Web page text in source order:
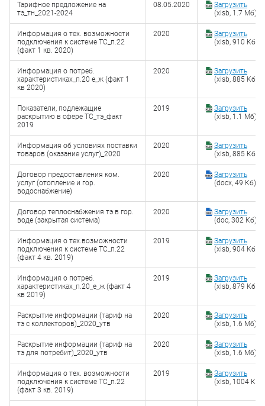
Тарифное предложение на
тэ_тн_2021-2024
08.05.2020
Загрузить
(xlsb, 1.7 Мб)
Информация о тех. возможности
подключения к системе ТС_п.22
(факт 1 кв. 2020)
2020
Загрузить
(xlsb, 910 Кб)
Информация о потреб.
характеристиках_п.20 е_ж (факт 1
кв 2020)
2020
Загрузить
(xlsb, 885 Кб)
Показатели, подлежащие
раскрытию в сфере ТС_тэ_факт
2019
2019
Загрузить
(xlsb, 1.1 Мб)
Информация об условиях поставки
товаров (оказание услуг)_2020
2020
Загрузить
(xlsb, 885 Кб)
Договор предоставления ком.
услуг (отопление и гор.
водоснабжение)
2020
Загрузить
(docx, 49 Кб)
Договор теплоснабжения тэ в гор.
воде (закрытая система)
2020
Загрузить
(doc, 302 Кб)
Информация о тех.возможности
подключения к системе ТС_п.22
(факт 4 кв. 2019)
2019
Загрузить
(xlsb, 904 Кб)
Информация о потреб.
характеристиках_п.20_е_ж (факт 4
кв 2019)
2019
Загрузить
(xlsb, 879 Кб)
Раскрытие информации (тариф на
тэ с коллекторов)_2020_утв
2020
Загрузить
(xlsb, 1.6 Мб)
Раскрытие информации (тариф на
тэ для потребит)_2020_утв
2020
Загрузить
(xlsb, 1.6 Мб)
Информация о тех. возможности
подключения к системе ТС_п.22
(факт 3 кв. 2019)
2019
Загрузить
(xlsb, 1004 Кб)